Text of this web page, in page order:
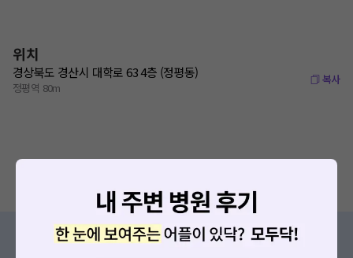
위치
경상북도 경산시 대학로 63 4층 (정평동)
정평역 80m
복사
증상/치료, 궁금한 점이 있나요?